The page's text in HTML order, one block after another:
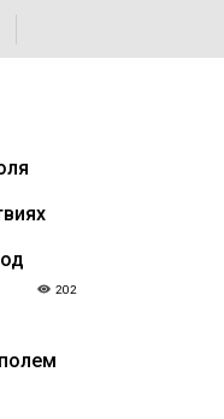
202